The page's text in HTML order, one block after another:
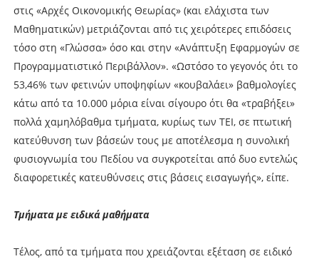
στις «Αρχές Οικονομικής Θεωρίας» (και ελάχιστα των
Μαθηματικών) μετριάζονται από τις χειρότερες επιδόσεις
τόσο στη «Γλώσσα» όσο και στην «Ανάπτυξη Εφαρμογών σε
Προγραμματιστικό Περιβάλλον». «Ωστόσο το γεγονός ότι το
53,46% των φετινών υποψηφίων «κουβαλάει» βαθμολογίες
κάτω από τα 10.000 μόρια είναι σίγουρο ότι θα «τραβήξει»
πολλά χαμηλόβαθμα τμήματα, κυρίως των ΤΕΙ, σε πτωτική
κατεύθυνση των βάσεών τους με αποτέλεσμα η συνολική
φυσιογνωμία του Πεδίου να συγκροτείται από δυο εντελώς
διαφορετικές κατευθύνσεις στις βάσεις εισαγωγής», είπε.
Τμήματα με ειδικά μαθήματα
Τέλος, από τα τμήματα που χρειάζονται εξέταση σε ειδικό